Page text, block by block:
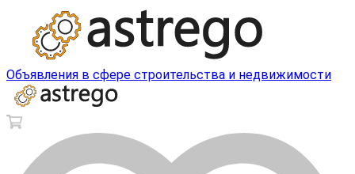
Объявления в сфере строительства и недвижимости